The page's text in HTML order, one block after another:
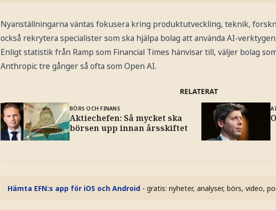
Nyanställningarna väntas fokusera kring produktutveckling, teknik,
också rekrytera specialister som ska hjälpa bolag att använda AI-
Enligt statistik från Ramp som Financial Times hänvisar till, väljer bolag
Anthropic tre gånger så ofta som Open AI.
RELATERAT
BÖRS OCH FINANS
Aktiechefen: Så mycket ska
börsen upp innan årsskiftet
AI
Hämta EFN:s app för iOS och Android - gratis: nyheter, analyser, börs, video,